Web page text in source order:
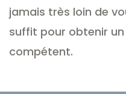
jamais très loin de
suffit pour obtenir
compétent.